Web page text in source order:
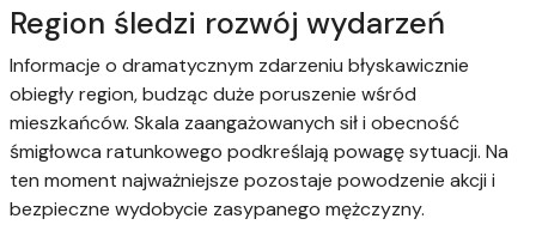
Region śledzi rozwój wydarzeń
Informacje o dramatycznym zdarzeniu błyskawicznie
obiegły region, budząc duże poruszenie wśród
mieszkańców. Skala zaangażowanych sił i obecność
śmigłowca ratunkowego podkreślają powagę sytuacji. Na
ten moment najważniejsze pozostaje powodzenie akcji i
bezpieczne wydobycie zasypanego mężczyzny.